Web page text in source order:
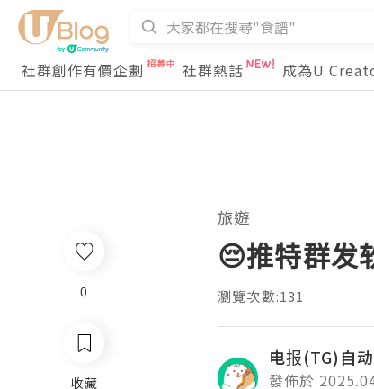
社群創作有價企劃
社群熱話 成為U
旅遊
😔推特群发
瀏覽次數:131
电报(TG)自
發佈於
0
收藏